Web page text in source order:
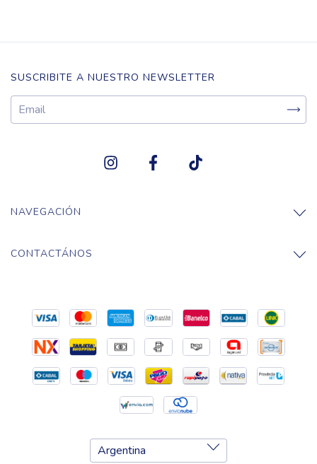
SUSCRIBITE A NUESTRO NEWSLETTER
NAVEGACIÓN
CONTACTÁNOS